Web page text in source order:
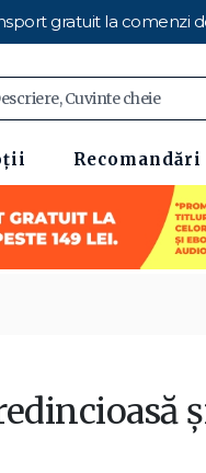
gratuit la comenzi
Recomandări